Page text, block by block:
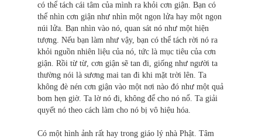
có thể tách cái tâm của mình ra khỏi cơn giận. Bạn có
thể nhìn cơn giận như nhìn một ngọn lửa hay một ngọn
núi lửa. Bạn nhìn vào nó, quan sát nó như một hiện
tượng. Nếu bạn làm như vậy, bạn có thể tách rời nó ra
khỏi nguồn nhiên liệu của nó, tức là mục tiêu của cơn
giận. Rồi từ từ, cơn giận sẽ tan đi, giống như người ta
thường nói là sương mai tan đi khi mặt trời lên. Ta
không đè nén cơn giận vào một nơi nào đó như một quả
bom hẹn giờ. Ta lờ nó đi, không để cho nó nổ. Ta giải
quyết nó theo cách làm cho nó bị vô hiệu hóa.
Có một hình ảnh rất hay trong giáo lý nhà Phật. Tâm